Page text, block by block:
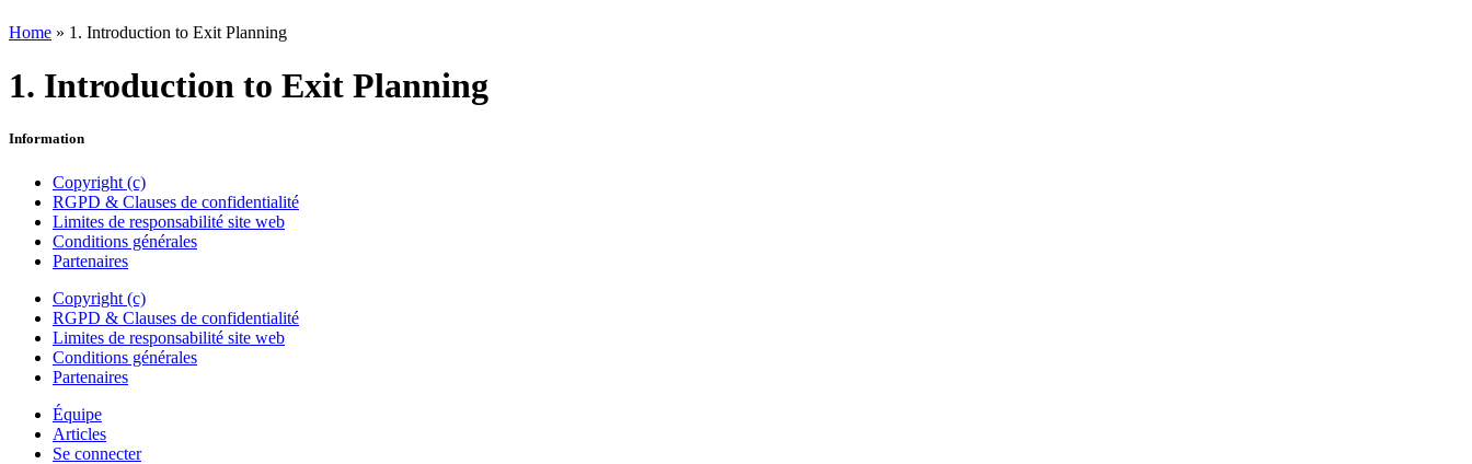
Home » 1. Introduction to Exit Planning
1. Introduction to Exit Planning
Information
Copyright (c)
RGPD & Clauses de confidentialité
Limites de responsabilité site web
Conditions générales
Partenaires
Copyright (c)
RGPD & Clauses de confidentialité
Limites de responsabilité site web
Conditions générales
Partenaires
Équipe
Articles
Se connecter